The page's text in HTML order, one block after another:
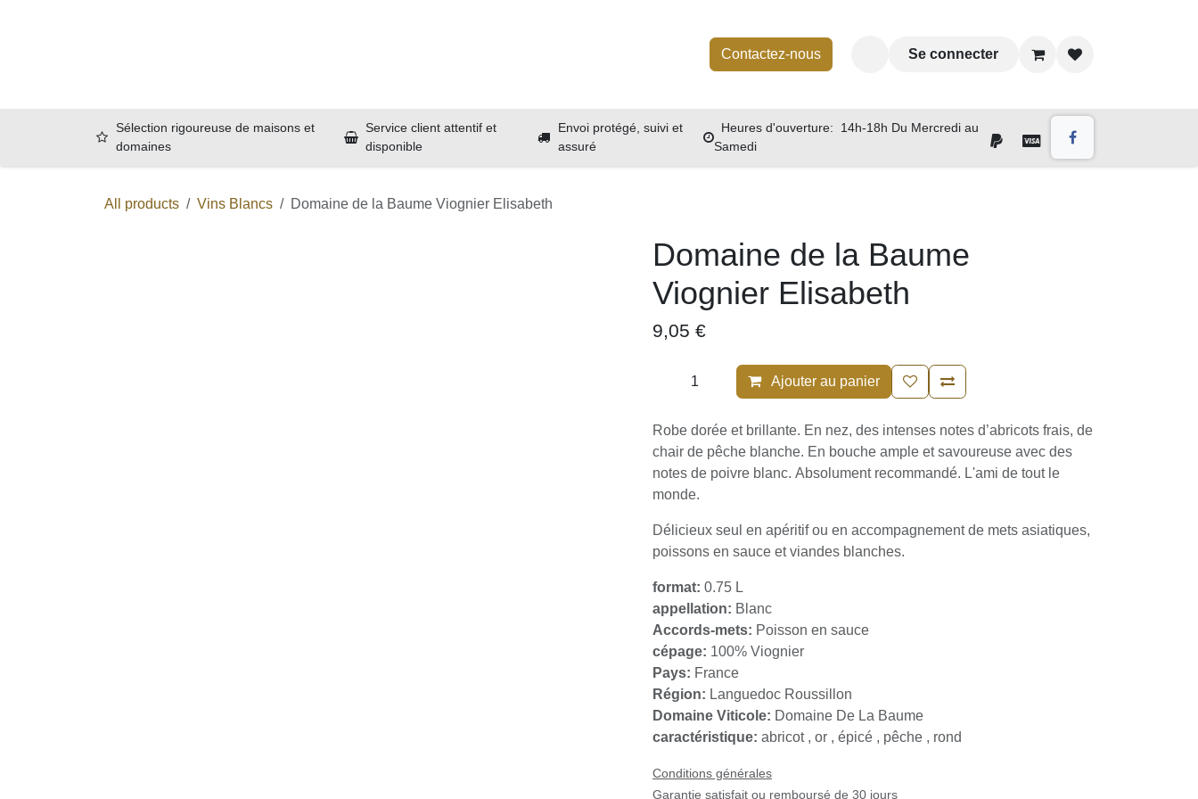
Contactez-nous Se connecter
Sélection rigoureuse de maisons et
domaines
Service client attentif et
disponible
Envoi protégé, suivi et
assuré
Heures d'ouverture: 14h-18h Du Mercredi au
Samedi
All products Vins Blancs Domaine de la Baume Viognier Elisabeth
Domaine de la Baume
Viognier Elisabeth
9,05 €
Ajouter au panier
Robe dorée et brillante. En nez, des intenses notes d’abricots frais, de
chair de pêche blanche. En bouche ample et savoureuse avec des notes de
poivre blanc. Absolument recommandé. L'ami de tout le monde.
poissons en sauce et viandes blanches.
appellation:Blanc
Accords-mets:Poisson en sauce
cépage:100% Viognier
Pays:France
Région:Languedoc Roussillon
Domaine Viticole:Domaine De La Baume
caractéristique:abricot , or , épicé , pêche , rond
Garantie satisfait ou remboursé de 30 jours
Livraison : 2-3 jours ouvrables